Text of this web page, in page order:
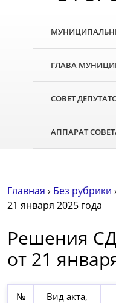
ГЛАВА
СОВЕТ
АППАРАТ
Главная › Без рубрики ›
21 января 2025 года
Решения
от 21
№
Вид акта,